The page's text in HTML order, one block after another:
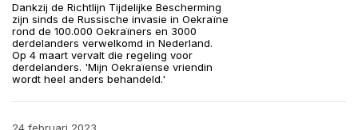
Dankzij de Richtlijn Tijdelijke Bescherming
zijn sinds de Russische invasie in Oekraïne
rond de 100.000 Oekraïners en 3000
derdelanders verwelkomd in Nederland.
Op 4 maart vervalt die regeling voor
derdelanders. 'Mijn Oekraïense vriendin
wordt heel anders behandeld.'